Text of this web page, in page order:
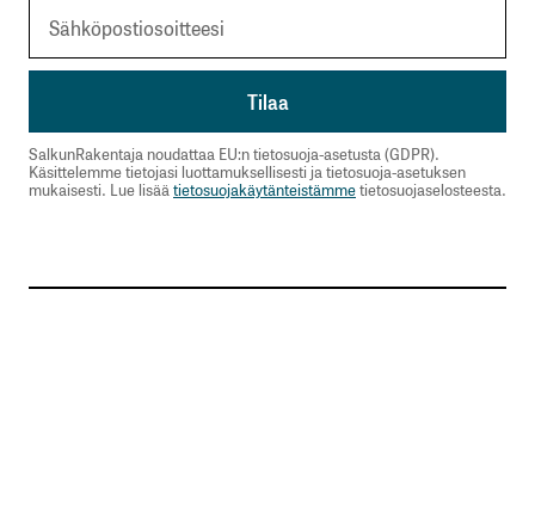
SalkunRakentaja noudattaa EU:n tietosuoja-asetusta (GDPR).
Käsittelemme tietojasi luottamuksellisesti ja tietosuoja-asetuksen
mukaisesti. Lue lisäätietosuojakäytänteistämmetietosuojaselosteesta.